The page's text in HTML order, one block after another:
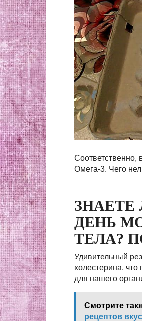
Соответственно,
Омега-3. Чего
ЗНАЕТЕ
ДЕНЬ
ТЕЛА?
Удивительный
холестерина, что
для нашего
Смотрите
рецептов